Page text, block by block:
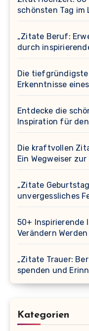
schönsten Tag im
„Zitate Beruf:
durch
Die
Erkenntnisse
Entdecke die
Inspiration für
Die kraftvollen
Ein Wegweiser
„Zitate
unvergessliches
50+ Inspirierende
Verändern Werden
„Zitate Trauer:
spenden und
Kategorien